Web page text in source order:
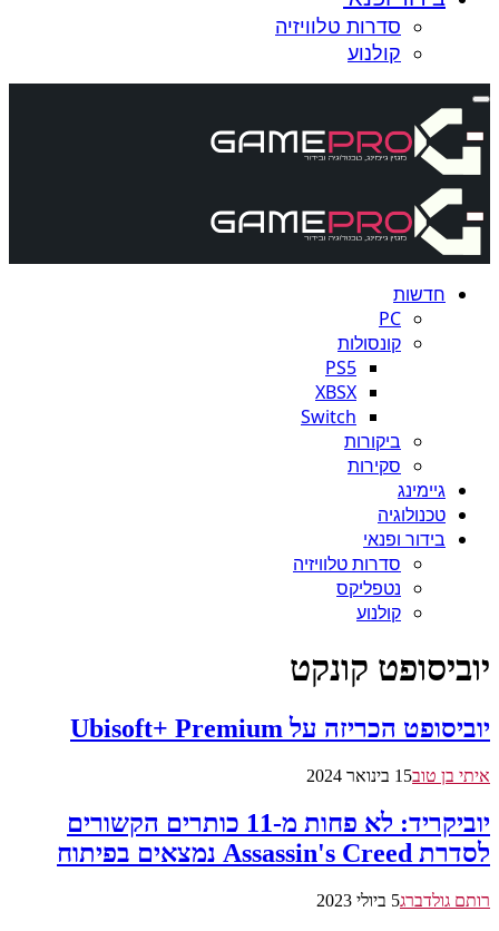
סדרות טלוויזיה
קולנוע
חדשות
PC
קונסולות
PS5
XBSX
Switch
ביקורות
סקירות
גיימינג
טכנולוגיה
בידור ופנאי
סדרות טלוויזיה
נטפליקס
קולנוע
יוביסופט קונקט
יוביסופט הכריזה על Ubisoft+ Premium
איתי בן טוב15 בינואר 2024
יוביקריד: לא פחות מ-11 כותרים הקשורים
לסדרת Assassin's Creed נמצאים בפיתוח
רותם גולדברג5 ביולי 2023